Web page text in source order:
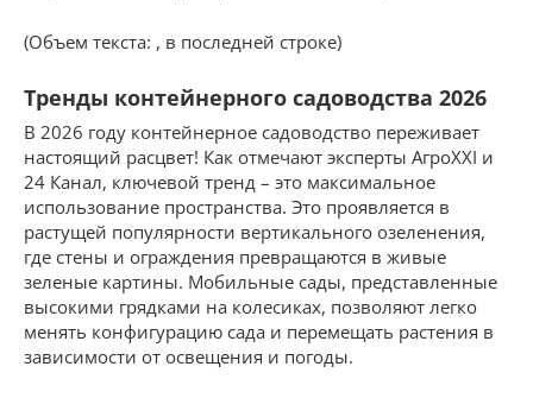
(Объем текста: , в последней строке)
Тренды контейнерного садоводства 2026
В 2026 году контейнерное садоводство переживает
настоящий расцвет! Как отмечают эксперты АгроXXI и
24 Канал, ключевой тренд – это максимальное
использование пространства. Это проявляется в
растущей популярности вертикального озеленения,
где стены и ограждения превращаются в живые
зеленые картины. Мобильные сады, представленные
высокими грядками на колесиках, позволяют легко
менять конфигурацию сада и перемещать растения в
зависимости от освещения и погоды.